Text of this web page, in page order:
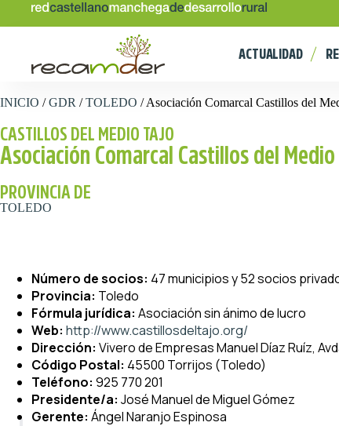
ACTUALIDAD
INICIO /GDR /TOLEDO /Asociación Comarcal Castillos del
CASTILLOS DEL MEDIO TAJO
Asociación Comarcal Castillos del
PROVINCIA DE
TOLEDO
Número de socios: 47 municipios y 52 socios
Provincia: Toledo
Fórmula jurídica: Asociación sin ánimo de lucro
Web: http://www.castillosdeltajo.org/
Dirección: Vivero de Empresas Manuel Díaz Ruíz,
Código Postal: 45500 Torrijos (Toledo)
Teléfono: 925 770 201
Presidente/a: José Manuel de Miguel Gómez
Gerente: Ángel Naranjo Espinosa